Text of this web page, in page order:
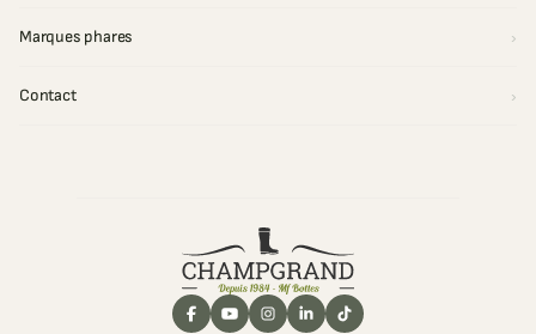
Marques phares
Contact